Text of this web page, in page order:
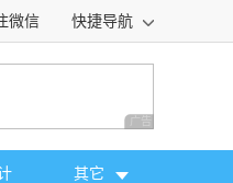
微信 快捷导航
广告 商业广告，理
其它